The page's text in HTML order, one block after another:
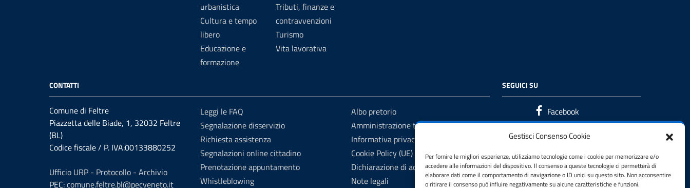
Gestisci Consenso Cookie
Per fornire le migliori esperienze, utilizziamo tecnologie come i cookie per memorizzare e/o
accedere alle informazioni del dispositivo. Il consenso a queste tecnologie ci permetterà di
elaborare dati come il comportamento di navigazione o ID unici su questo sito. Non acconsentire
o ritirare il consenso può influire negativamente su alcune caratteristiche e funzioni.
urbanistica
Cultura e tempo
libero
Educazione e
formazione
Tributi, finanze e
contravvenzioni
Turismo
Vita lavorativa
CONTATTI
Comune di Feltre
Piazzetta delle Biade, 1, 32032 Feltre
(BL)
Codice fiscale / P. IVA:00133880252
Ufficio URP - Protocollo - Archivio
PEC:comune.feltre.bl@pecveneto.it
Leggi le FAQ
Segnalazione disservizio
Richiesta assistenza
Segnalazioni online cittadino
Prenotazione appuntamento
Whistleblowing
Albo pretorio
Amministrazione trasparente
Informativa privacy
Cookie Policy (UE)
Dichiarazione di accessibilità
Note legali
SEGUICI SU
Facebook